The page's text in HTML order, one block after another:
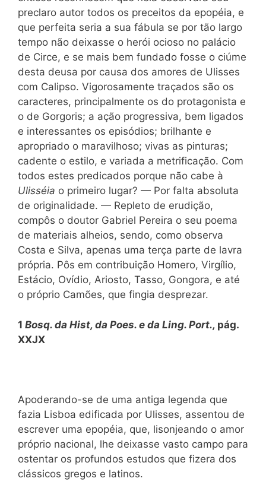
preclaro autor todos os preceitos da epopéia, e
que perfeita seria a sua fábula se por tão largo
tempo não deixasse o herói ocioso no palácio
de Circe, e se mais bem fundado fosse o ciúme
desta deusa por causa dos amores de Ulisses
com Calipso. Vigorosamente traçados são os
caracteres, principalmente os do protagonista e
o de Gorgoris; a ação progressiva, bem ligados
e interessantes os episódios; brilhante e
apropriado o maravilhoso; vivas as pinturas;
cadente o estilo, e variada a metrificação. Com
todos estes predicados porque não cabe à
Ulisséia o primeiro lugar? — Por falta absoluta
de originalidade. — Repleto de erudição,
compôs o doutor Gabriel Pereira o seu poema
de materiais alheios, sendo, como observa
Costa e Silva, apenas uma terça parte de lavra
própria. Pôs em contribuição Homero, Virgílio,
Estácio, Ovídio, Ariosto, Tasso, Gongora, e até
o próprio Camões, que fingia desprezar.
1 Bosq. da Hist, da Poes. e da Ling. Port., pág.
XXJX
Apoderando-se de uma antiga legenda que
fazia Lisboa edificada por Ulisses, assentou de
escrever uma epopéia, que, lisonjeando o amor
próprio nacional, lhe deixasse vasto campo para
ostentar os profundos estudos que fizera dos
clássicos gregos e latinos.